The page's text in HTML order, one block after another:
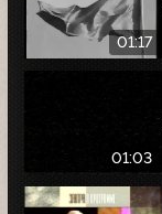
01:17
01:03